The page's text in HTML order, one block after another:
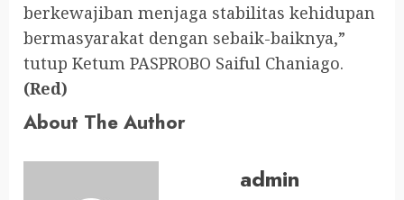
berkewajiban menjaga stabilitas kehidupan
bermasyarakat dengan sebaik-baiknya,”
tutup Ketum PASPROBO Saiful Chaniago.
(Red)
About The Author
admin